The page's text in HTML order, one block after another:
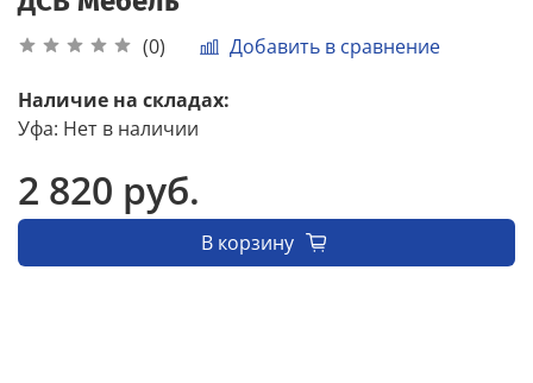
(0) Добавить в сравнение
Наличие на складах:
Уфа: Нет в наличии
2 820 руб.
В корзину